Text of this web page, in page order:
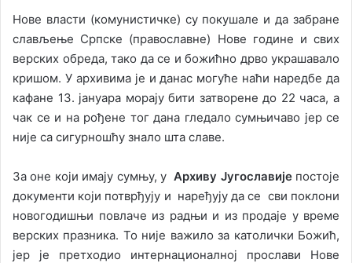
Нове власти (комунистичке) су покушале и да забране
слављење Српске (православне) Нове године и свих
верских обреда, тако да се и божићно дрво украшавало
кришом. У архивима је и данас могуће наћи наредбе да
кафане 13. јануара морају бити затворене до 22 часа, а
чак се и на рођене тог дана гледало сумњичаво јер се
није са сигурношћу знало шта славе.
За оне који имају сумњу, у Архиву Југославијепостоје
документи који потврђују и наређују да се сви поклони
новогодишњи повлаче из радњи и из продаје у време
верских празника. То није важило за католички Божић,
јер је претходио интернационалној прослави Нове